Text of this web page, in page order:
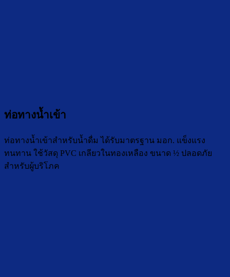
ท่อทางน้ำเข้า
ท่อทางน้ำเข้าสำหรับน้ำดื่ม ได้รับมาตรฐาน มอก. แข็งแรง
ทนทาน ใช้วัสดุ PVC เกลียวในทองเหลือง ขนาด ½ ปลอดภัย
สำหรับผู้บริโภค